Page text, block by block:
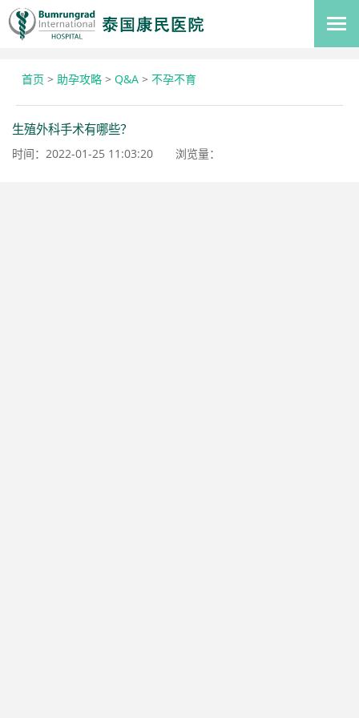
首页 > 助孕攻略 > Q&A > 不孕不育
生殖外科手术有哪些？
时间：2022-01-25 11:03:20 浏览量：